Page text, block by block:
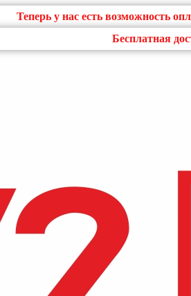
Теперь у нас есть возможность
Бесплатная